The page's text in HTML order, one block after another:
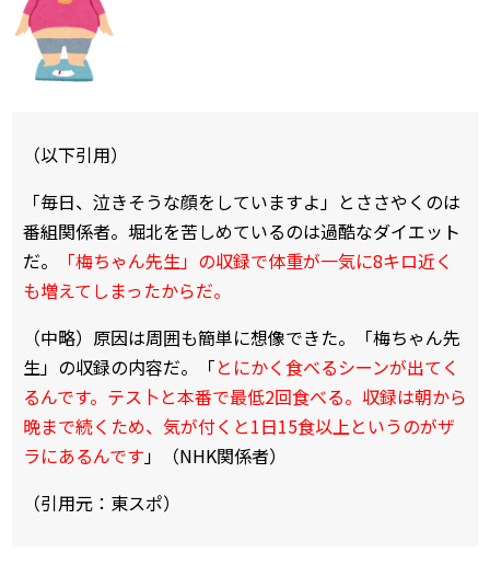
（以下引用）
「毎日、泣きそうな顔をしていますよ」とささやくのは
番組関係者。堀北を苦しめているのは過酷なダイエット
だ。
「梅ちゃん先生」の収録で体重が一気に8キロ近く
も増えてしまったからだ。
（中略）原因は周囲も簡単に想像できた。「梅ちゃん先
生」の収録の内容だ。「とにかく食べるシーンが出てく
るんです。テス卜と本番で最低2回食べる。収録は朝から
晩まで続くため、気が付くと1日15食以上というのがザ
ラにあるんです」（NHK関係者）
（引用元：東スポ）